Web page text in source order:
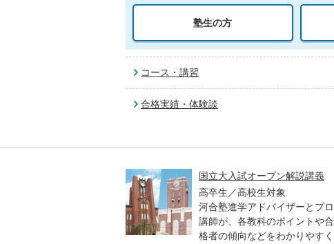
塾生の方
コース・講習
合格実績・体験談
国立大入試オープン解説講義
高卒生／高校生対象
河合塾進学アドバイザーとプロ
講師が、各教科のポイントや合
格者の傾向などをわかりやすく